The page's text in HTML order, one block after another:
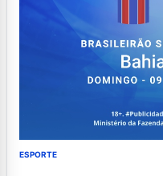
ESPORTE